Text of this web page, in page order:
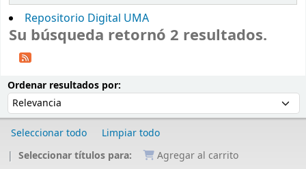
Repositorio Digital UMA
Su búsqueda retornó 2 resultados.
Ordenar resultados por:
Seleccionar todo
Limpiar todo
Seleccionar títulos para:
Agregar al carrito